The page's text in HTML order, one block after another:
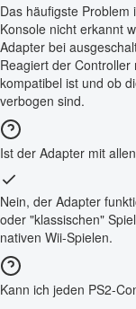
Das häufigste
Konsole nicht erkannt
Adapter bei
Reagiert der
kompatibel ist und ob
verbogen sind.
Ist der Adapter mit
Nein, der Adapter
oder "klassischen"
nativen Wii-Spielen.
Kann ich jeden PS2-